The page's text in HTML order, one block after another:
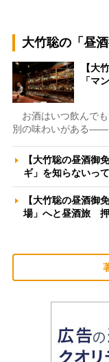
大竹聡の「昼酒
【大
「マ
お酒はいつ飲んでも
別の味わいがある
【大竹聡の昼酒御
ギ」を知らない
【大竹聡の昼酒御
場」へと昼酒旅